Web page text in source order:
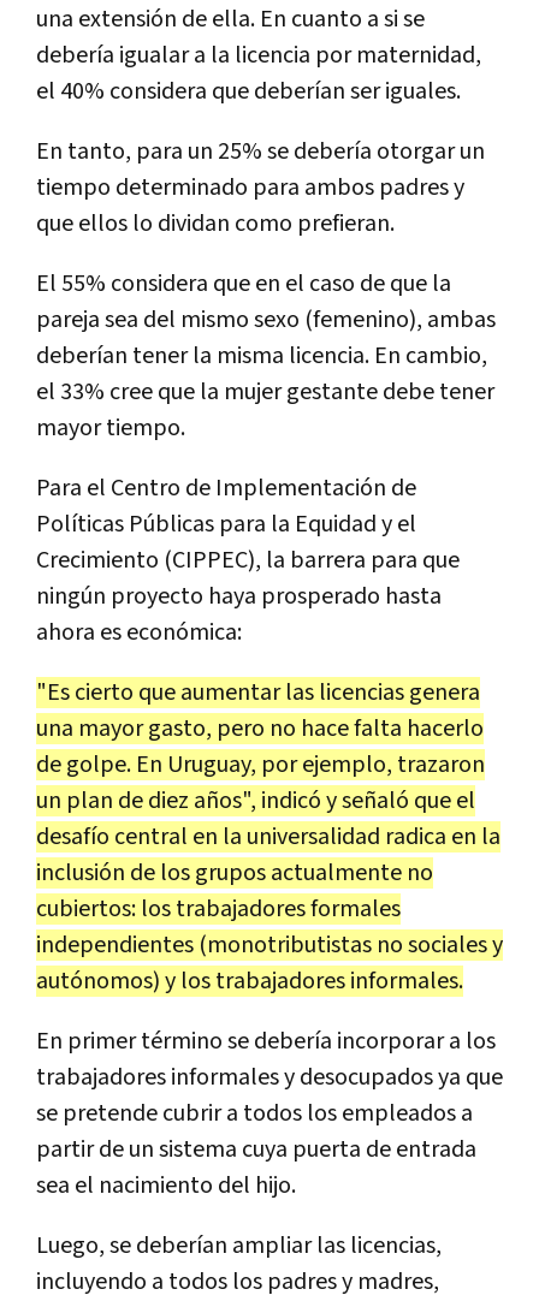
una extensión de ella. En cuanto a si se
debería igualar a la licencia por maternidad,
el 40% considera que deberían ser iguales.
En tanto, para un 25% se debería otorgar un
tiempo determinado para ambos padres y
que ellos lo dividan como prefieran.
El 55% considera que en el caso de que la
pareja sea del mismo sexo (femenino), ambas
deberían tener la misma licencia. En cambio,
el 33% cree que la mujer gestante debe tener
mayor tiempo.
Para el Centro de Implementación de
Políticas Públicas para la Equidad y el
Crecimiento (CIPPEC), la barrera para que
ningún proyecto haya prosperado hasta
ahora es económica:
"Es cierto que aumentar las licencias genera
una mayor gasto, pero no hace falta hacerlo
de golpe. En Uruguay, por ejemplo, trazaron
un plan de diez años", indicó y señaló que el
desafío central en la universalidad radica en la
inclusión de los grupos actualmente no
cubiertos: los trabajadores formales
independientes (monotributistas no sociales y
autónomos) y los trabajadores informales.
En primer término se debería incorporar a los
trabajadores informales y desocupados ya que
se pretende cubrir a todos los empleados a
partir de un sistema cuya puerta de entrada
sea el nacimiento del hijo.
Luego, se deberían ampliar las licencias,
incluyendo a todos los padres y madres,